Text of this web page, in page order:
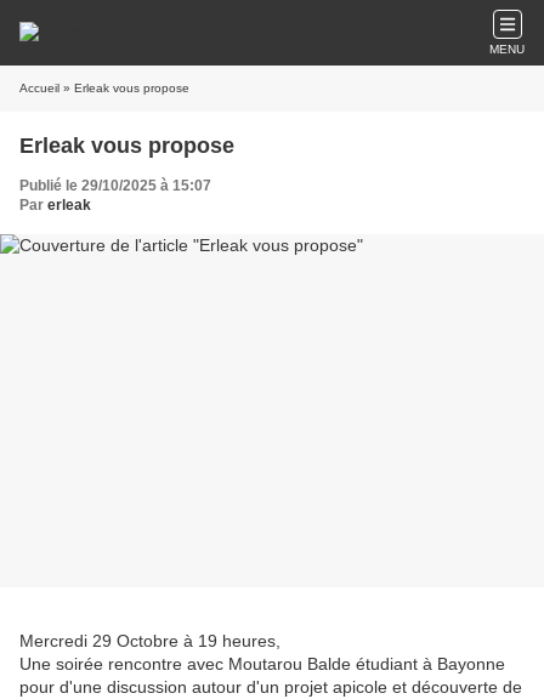
MENU
Accueil » Erleak vous propose
Erleak vous propose
Publié le 29/10/2025 à 15:07
Par erleak
Mercredi 29 Octobre à 19 heures,
Une soirée rencontre avec Moutarou Balde étudiant à Bayonne
pour d'une discussion autour d'un projet apicole et découverte de